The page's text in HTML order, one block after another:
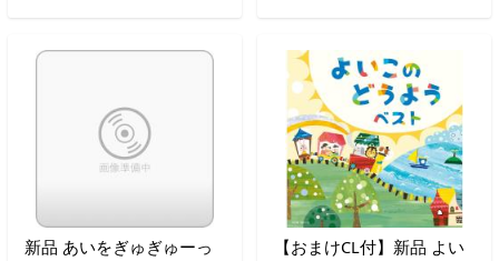
新品 あいをぎゅぎゅーっ
【おまけCL付】新品 よい